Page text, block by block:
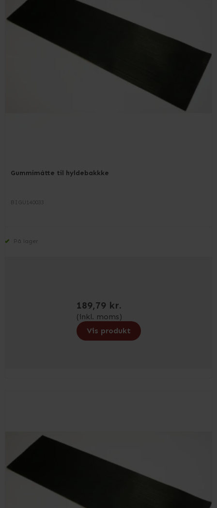
Gummimåtte til hyldebakkke
BIGU140033
På lager
189,79 kr.
(inkl. moms)
Vis produkt